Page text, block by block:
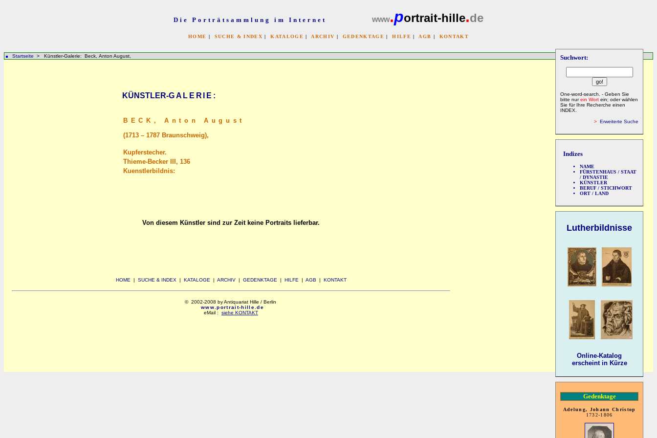
Die Porträtsammlung im Internet www.portrait-hille.de
HOME | SUCHE & INDEX |KATALOGE | ARCHIV | GEDENKTAGE |HILFE | AGB | KONTAKT
Suchwort:
One-word-search. - Geben Sie
bitte nurein Wort ein; oder wählen
Sie für Ihre Recherche einen
INDEX.
> Erweiterte Suche
Indizes
NAME
FÜRSTENHAUS / STAAT
/ DYNASTIE
KÜNSTLER
BERUF / STICHWORT
ORT / LAND
Lutherbildnisse
Online-Katalog
erscheint in Kürze
Gedenktage
Adelung, Johann Christop
1732-1806
Startseite > Künstler-Galerie: Beck, Anton August,
KÜNSTLER-GALERIE :
BECK,
Anton August
(1713 – 1787 Braunschweig),
Kupferstecher.
Thieme-Becker III, 136
Kuenstlerbildnis:
Von diesem Künstler sind zur Zeit keine Portraits lieferbar.
HOME | SUCHE & INDEX | KATALOGE | ARCHIV| GEDENKTAGE | HILFE | AGB | KONTAKT
© 2002-2008 by Antiquariat Hille / Berlin
www.portrait-hille.de
eMail : siehe KONTAKT